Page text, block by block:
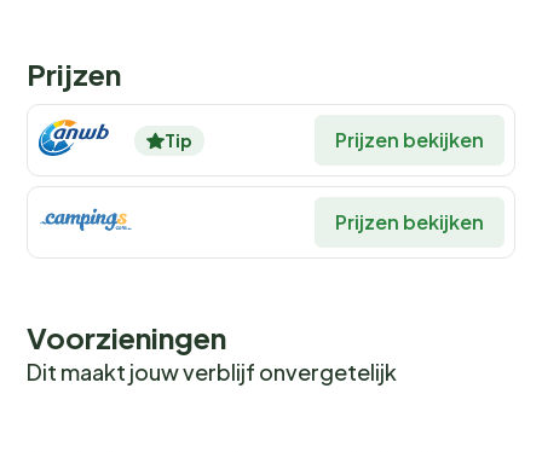
De camping biedt ook tal van sportieve mogelijkheden.
Huur een mountainbike of e-bike en verken de
prachtige fietsroutes die direct vanaf de camping
beginnen. Of neem deel aan een van de
georganiseerde wildplukwandelingen en ontdek de
lokale flora en fauna. 's Avonds kun je genieten van het
Eten en drinken: Italiaanse flair aan
het meer
Prijzen
Tip Prijzen bekijken
Prijzen bekijken
Voorzieningen
Dit maakt jouw verblijf onvergetelijk